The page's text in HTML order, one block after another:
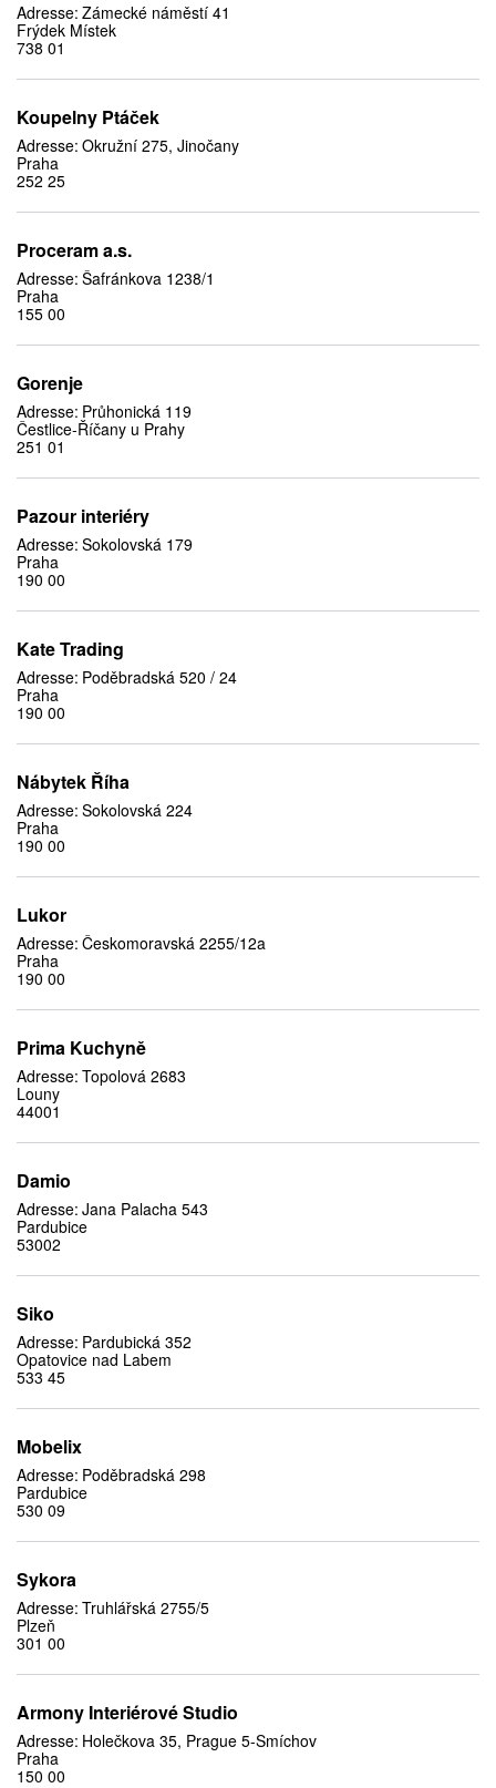
Adresse: Zámecké náměstí 41
Frýdek Místek
738 01
Koupelny Ptáček
Adresse: Okružní 275, Jinočany
Praha
252 25
Proceram a.s.
Adresse: Šafránkova 1238/1
Praha
155 00
Gorenje
Adresse: Průhonická 119
Čestlice-Říčany u Prahy
251 01
Pazour interiéry
Adresse: Sokolovská 179
Praha
190 00
Kate Trading
Adresse: Poděbradská 520 / 24
Praha
190 00
Nábytek Říha
Adresse: Sokolovská 224
Praha
190 00
Lukor
Adresse: Českomoravská 2255/12a
Praha
190 00
Prima Kuchyně
Adresse: Topolová 2683
Louny
44001
Damio
Adresse: Jana Palacha 543
Pardubice
53002
Siko
Adresse: Pardubická 352
Opatovice nad Labem
533 45
Mobelix
Adresse: Poděbradská 298
Pardubice
530 09
Sykora
Adresse: Truhlářská 2755/5
Plzeň
301 00
Armony Interiérové Studio
Adresse: Holečkova 35, Prague 5-Smíchov
Praha
150 00